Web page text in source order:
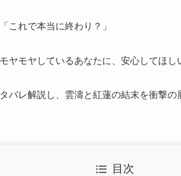
これで本当に終わり？」
ヤモヤしているあなたに、安心してほし
バレ解説し、雲濤と紅蓮の結末を衝撃の
目次